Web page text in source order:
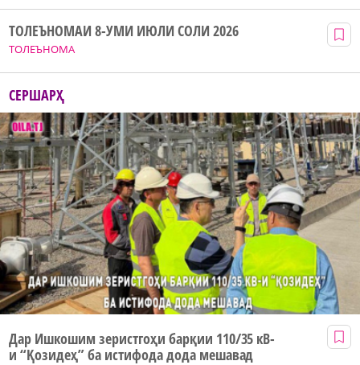
ТОЛЕЪНОМА
ТОЛЕЪНОМАИ 8-УМИ ИЮЛИ СОЛИ 2026
СЕРШАРҲ
Дар Ишкошим зеристгоҳи барқии 110/35 кВ-
и “Қозидеҳ” ба истифода дода мешавад